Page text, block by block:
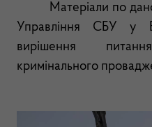
Матеріали по
Управління СБУ у
вирішення
кримінального